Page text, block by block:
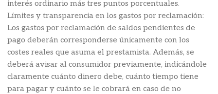
interés ordinario más tres puntos porcentuales.
Límites y transparencia en los gastos por reclamación:
Los gastos por reclamación de saldos pendientes de
pago deberán corresponderse únicamente con los
costes reales que asuma el prestamista. Además, se
deberá avisar al consumidor previamente, indicándole
claramente cuánto dinero debe, cuánto tiempo tiene
para pagar y cuánto se le cobrará en caso de no